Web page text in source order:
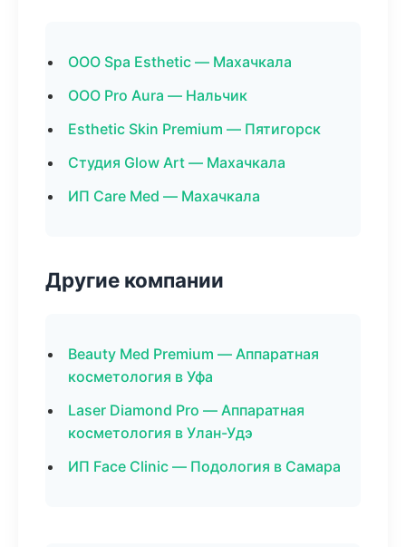
ООО Spa Esthetic — Махачкала
ООО Pro Aura — Нальчик
Esthetic Skin Premium — Пятигорск
Студия Glow Art — Махачкала
ИП Care Med — Махачкала
Другие компании
Beauty Med Premium — Аппаратная
косметология в Уфа
Laser Diamond Pro — Аппаратная
косметология в Улан-Удэ
ИП Face Clinic — Подология в Самара